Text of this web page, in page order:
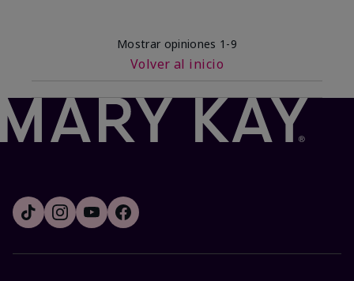
Mostrar opiniones 1-9
Volver al inicio